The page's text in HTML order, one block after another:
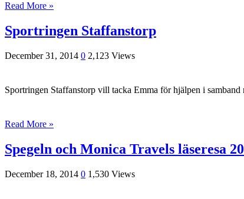
Read More »
Sportringen Staffanstorp
December 31, 2014 0 2,123 Views
Sportringen Staffanstorp vill tacka Emma för hjälpen i
Read More »
Spegeln och Monica Travels läseresa
December 18, 2014 0 1,530 Views